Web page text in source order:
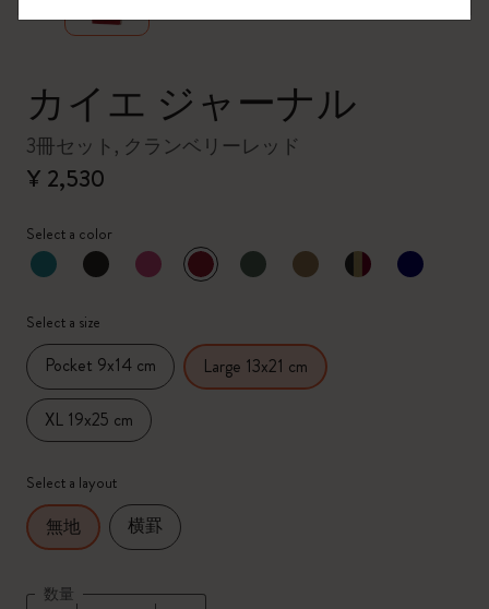
カイエ ジャーナル
3冊セット, クランベリーレッド
¥ 2,530
Select a color
選択済
*選択したカラー
Select a size
Pocket 9x14 cm Large 13x21 cm
XL 19x25 cm
Select a layout
無地 横罫
数量